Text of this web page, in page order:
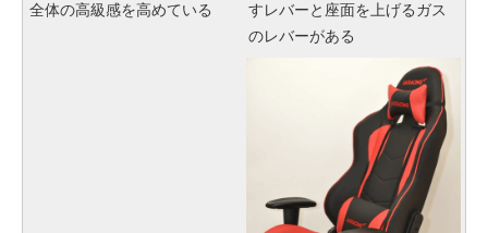
全体の高級感を高めている
すレバーと座面を上げるガス
のレバーがある